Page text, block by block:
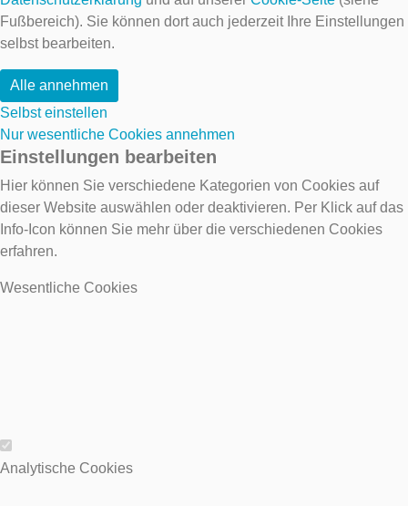
Fußbereich). Sie können dort auch jederzeit Ihre Einstellungen
selbst bearbeiten.
Alle annehmen
Selbst einstellen
Nur wesentliche Cookies annehmen
Einstellungen bearbeiten
Hier können Sie verschiedene Kategorien von Cookies auf
dieser Website auswählen oder deaktivieren. Per Klick auf das
Info-Icon können Sie mehr über die verschiedenen Cookies
erfahren.
Wesentliche Cookies
Wesentliche Cookies
Analytische Cookies